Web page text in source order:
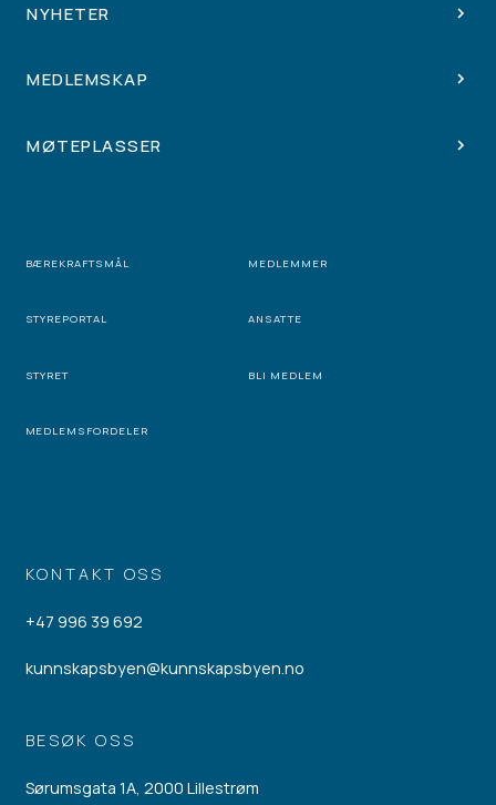
KONTAKT OSS
+47 996 39 692
kunnskapsbyen@kunnskapsbyen.no
BESØK OSS
Sørumsgata 1A, 2000 Lillestrøm
NYHETER
MEDLEMSKAP
MØTEPLASSER
BÆREKRAFTSMÅL MEDLEMMER
STYREPORTAL ANSATTE
STYRET BLI MEDLEM
MEDLEMSFORDELER